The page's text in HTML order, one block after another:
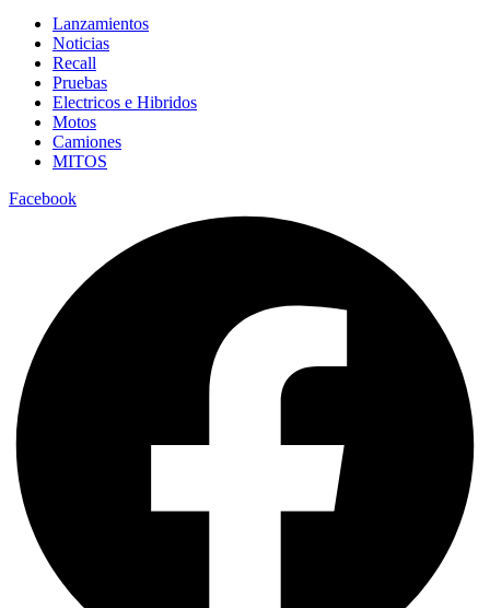
Lanzamientos
Noticias
Recall
Pruebas
Electricos e Hibridos
Motos
Camiones
MITOS
Facebook